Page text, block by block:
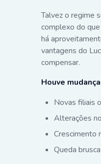
Talvez o regime
complexo do
há
vantagens do
compensar.
Houve
Novas filiais
Alterações
Crescimento
Queda